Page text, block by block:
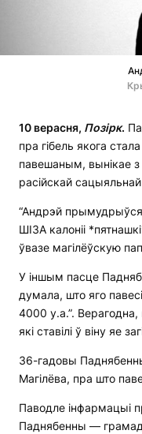
10 верасня, Позірк.
пра гібель якога
павешаным, вынікае з
расійскай
“Андрэй
ШІЗА калоніі
ўвазе магілёўскую
У іншым пасце
думала, што яго
4000 у.а.”.
які ставілі ў віну яе
36-гадовы
Магілёва, пра што
Паводле інфармацыі
Паднябенны —